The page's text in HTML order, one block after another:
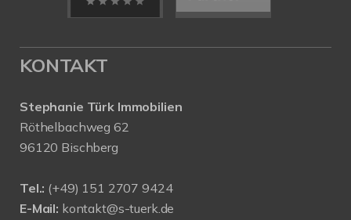
KONTAKT
Stephanie Türk Immobilien
Röthelbachweg 62
96120 Bischberg
Tel.: (+49) 151 2707 9424
E-Mail: kontakt@s-tuerk.de